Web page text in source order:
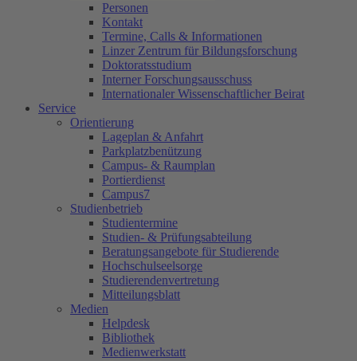
Personen
Kontakt
Termine, Calls & Informationen
Linzer Zentrum für Bildungsforschung
Doktoratsstudium
Interner Forschungsausschuss
Internationaler Wissenschaftlicher Beirat
Service
Orientierung
Lageplan & Anfahrt
Parkplatzbenützung
Campus- & Raumplan
Portierdienst
Campus7
Studienbetrieb
Studientermine
Studien- & Prüfungsabteilung
Beratungsangebote für Studierende
Hochschulseelsorge
Studierendenvertretung
Mitteilungsblatt
Medien
Helpdesk
Bibliothek
Medienwerkstatt